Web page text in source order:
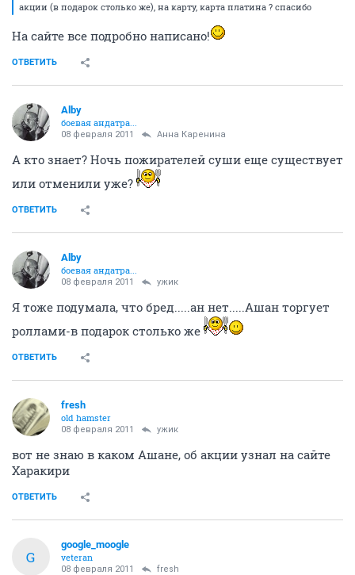
акции (в подарок столько же), на карту, карта платина ? спасибо
На сайте все подробно написано!
ОТВЕТИТЬ
Alby
боевая андатра...
08 февраля 2011 Анна Каренина
А кто знает? Ночь пожирателей суши еще существует
или отменили уже?
ОТВЕТИТЬ
Alby
боевая андатра...
08 февраля 2011 ужик
Я тоже подумала, что бред.....ан нет.....Ашан торгует
роллами-в подарок столько же
ОТВЕТИТЬ
fresh
old hamster
08 февраля 2011 ужик
вот не знаю в каком Ашане, об акции узнал на сайте
Харакири
ОТВЕТИТЬ
G
google_moogle
veteran
08 февраля 2011 fresh